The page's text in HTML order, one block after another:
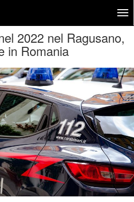
2022 nel Ragusano,
in Romania